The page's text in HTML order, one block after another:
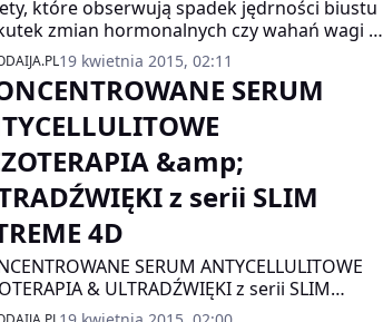
które obserwują spadek jędrności biustu
zmian hormonalnych czy wahań wagi po
lub kuracji odchudzającej mogą od teraz
teraz po jedyna na rynku inspirowane
mezoterapii
19 kwietnia 2015, 02:11
SERUM
&amp;
z serii SLIM
4D
SERUM ANTYCELLULITOWE
& ULTRADŹWIĘKI z serii SLIM
4D